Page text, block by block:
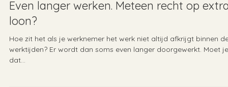
Even langer werken. Meteen recht op
loon?
Hoe zit het als je werknemer het werk niet altijd afkrijgt binnen